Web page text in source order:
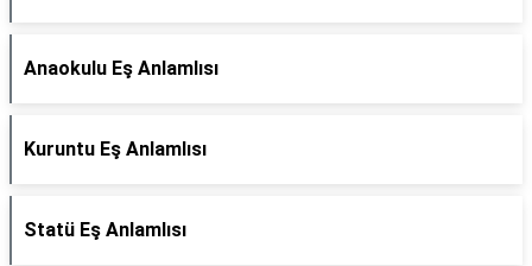
Anaokulu Eş Anlamlısı
Kuruntu Eş Anlamlısı
Statü Eş Anlamlısı